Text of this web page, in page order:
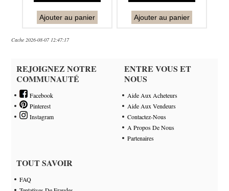
Ajouter au panier Ajouter au panier
Cache 2026-08-07 12:47:17
REJOIGNEZ NOTRE
COMMUNAUTÉ
Facebook
Pinterest
Instagram
ENTRE VOUS ET
NOUS
Aide Aux Acheteurs
Aide Aux Vendeurs
Contactez-Nous
A Propos De Nous
Partenaires
TOUT SAVOIR
FAQ